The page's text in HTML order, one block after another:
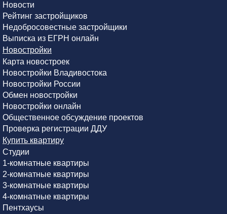
Новости
Рейтинг застройщиков
Недобросовестные застройщики
Выписка из ЕГРН онлайн
Новостройки
Карта новостроек
Новостройки Владивостока
Новостройки России
Обмен новостройки
Новостройки онлайн
Общественное обсуждение проектов
Проверка регистрации ДДУ
Купить квартиру
Студии
1-комнатные квартиры
2-комнатные квартиры
3-комнатные квартиры
4-комнатные квартиры
Пентхаусы